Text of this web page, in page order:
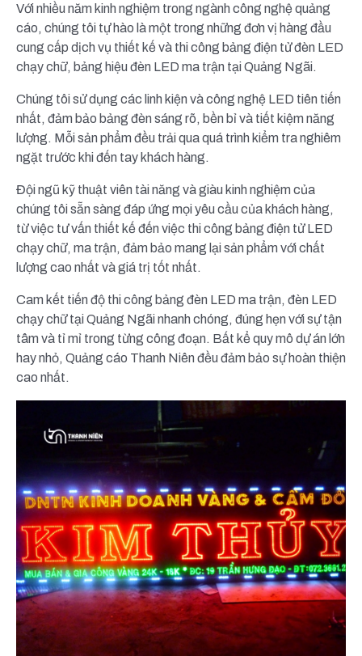
Với nhiều năm kinh nghiệm trong ngành công nghệ quảng
cáo, chúng tôi tự hào là một trong những đơn vị hàng đầu
cung cấp dịch vụ thiết kế và thi công bảng điện tử đèn LED
chạy chữ, bảng hiệu đèn LED ma trận tại Quảng Ngãi.
Chúng tôi sử dụng các linh kiện và công nghệ LED tiên tiến
nhất, đảm bảo bảng đèn sáng rõ, bền bỉ và tiết kiệm năng
lượng. Mỗi sản phẩm đều trải qua quá trình kiểm tra nghiêm
ngặt trước khi đến tay khách hàng.
Đội ngũ kỹ thuật viên tài năng và giàu kinh nghiệm của
chúng tôi sẵn sàng đáp ứng mọi yêu cầu của khách hàng,
từ việc tư vấn thiết kế đến việc thi công bảng điện tử LED
chạy chữ, ma trận, đảm bảo mang lại sản phẩm với chất
lượng cao nhất và giá trị tốt nhất.
Cam kết tiến độ thi công bảng đèn LED ma trận, đèn LED
chạy chữ tại Quảng Ngãi nhanh chóng, đúng hẹn với sự tận
tâm và tỉ mỉ trong từng công đoạn. Bất kể quy mô dự án lớn
hay nhỏ, Quảng cáo Thanh Niên đều đảm bảo sự hoàn thiện
cao nhất.